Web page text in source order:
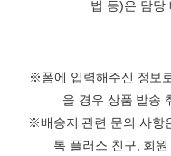
법 등)은 담당
※폼에 입력해주신 정보
을 경우 상품 발송
※배송지 관련 문의 사항
톡 플러스 친구, 회